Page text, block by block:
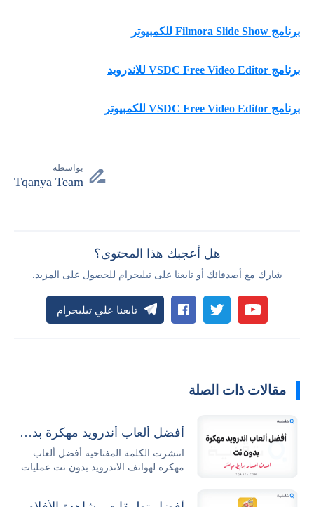
برنامج Filmora Slide Show للكمبيوتر
برنامج VSDC Free Video Editor للاندرويد
برنامج VSDC Free Video Editor للكمبيوتر
بواسطة
Tqanya Team
هل أعجبك هذا المحتوى؟
شارك مع أصدقائك أو تابعنا على تيليجرام للحصول على المزيد.
تابعنا علي تيليجرام
مقالات ذات الصلة
أفضل ألعاب أندرويد مهكرة بدون نت 2026 مجاناً
انتشرت الكلمة المفتاحية أفضل ألعاب
مهكرة لهواتف الاندرويد بدون نت عمليات